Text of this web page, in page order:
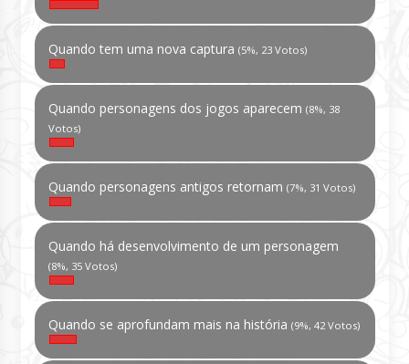
Quando tem uma nova captura (5%, 23 Votos)
Quando personagens dos jogos aparecem (8%, 38
Votos)
Quando personagens antigos retornam (7%, 31 Votos)
Quando há desenvolvimento de um personagem
(8%, 35 Votos)
Quando se aprofundam mais na história (9%, 42 Votos)